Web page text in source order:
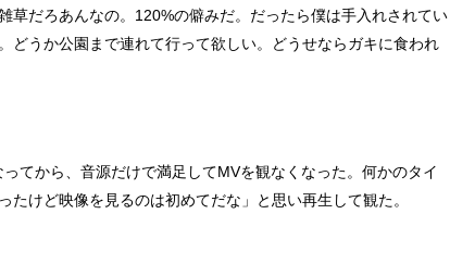
草だろあんなの。120%の僻みだ。だったら僕は手入れされてい
どうか公園まで連れて行って欲しい。どうせならガキに食われ
てから、音源だけで満足してMVを観なくなった。何かのタイ
たけど映像を見るのは初めてだな」と思い再生して観た。